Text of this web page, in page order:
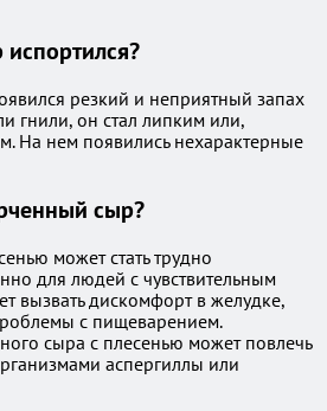
резкий и неприятный запах
гнили, он стал липким или,
На нем появились нехарактерные
сыр?
может стать трудно
для людей с чувствительным
вызвать дискомфорт в желудке,
с пищеварением.
сыра с плесенью может повлечь
аспергиллы или